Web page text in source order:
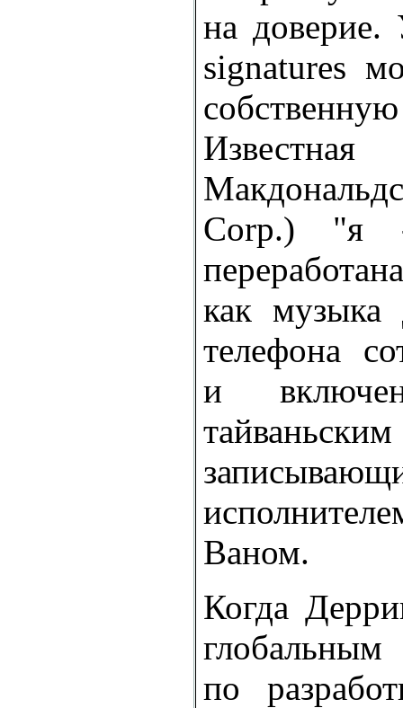
на
signatures
Corp.) "я
как музыка
телефона
и
тайваньским
Ваном.
Когда
по